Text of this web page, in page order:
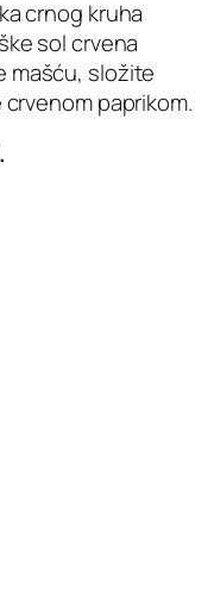
crnog kruha
sol crvena
mašću, složite
paprikom.